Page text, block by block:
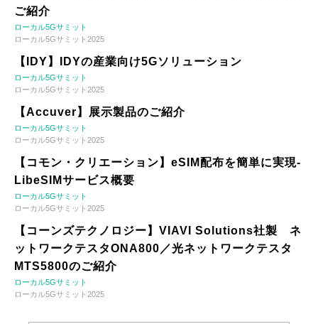
ご紹介
ローカル5Gサミット
ローカル5Gサミット2025
【IDY】IDYの産業向け5Gソリューション
ローカル5Gサミット
ローカル5Gサミット2025
【Accuver】展示製品のご紹介
ローカル5Gサミット
ローカル5Gサミット2025
【コモン・クリエーション】eSIM配布を簡単に実現-
LibeSIMサービス概要
ローカル5Gサミット
ローカル5Gサミット2025
【コーンズテクノロジー】VIAVI Solutions社製 ネ
ットワークテスタONA800／光ネットワークテスタ
MTS5800のご紹介
ローカル5Gサミット
ローカル5Gサミット2025